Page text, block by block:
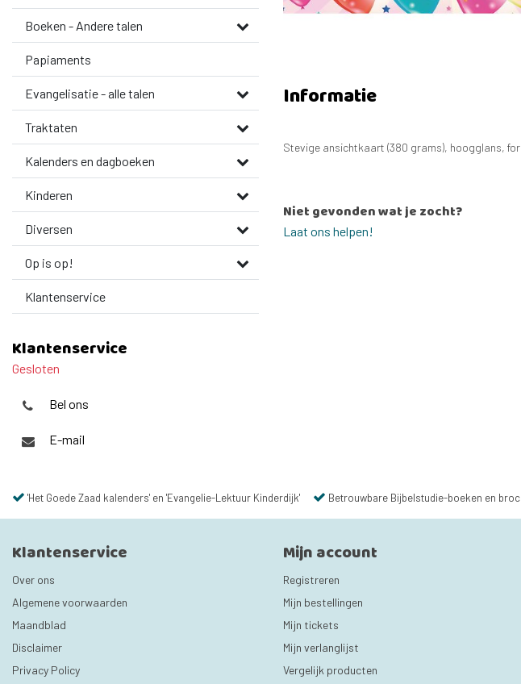
Boeken - Andere talen
Papiaments
Evangelisatie - alle talen
Traktaten
Kalenders en dagboeken
Kinderen
Diversen
Op is op!
Klantenservice
Klantenservice
Gesloten
Bel ons
E-mail
Informatie
Stevige ansichtkaart (380 grams), hoogglans,
Niet gevonden wat je zocht?
Laat ons helpen!
'Het Goede Zaad kalenders' en 'Evangelie-Lektuur Kinderdijk' Betrouwbare Bijbelstudie-boeken en
Klantenservice
Over ons
Algemene voorwaarden
Maandblad
Disclaimer
Privacy Policy
Mijn account
Registreren
Mijn bestellingen
Mijn tickets
Mijn verlanglijst
Vergelijk producten